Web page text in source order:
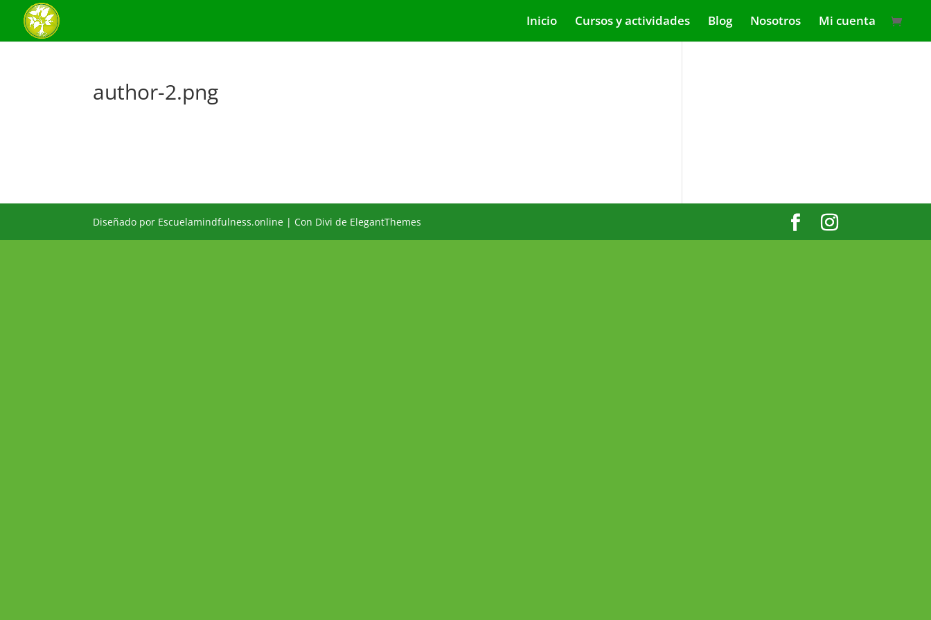
Inicio Cursos y actividades Blog Nosotros Mi cuenta
author-2.png
Diseñado por Escuelamindfulness.online | Con Divi de ElegantThemes